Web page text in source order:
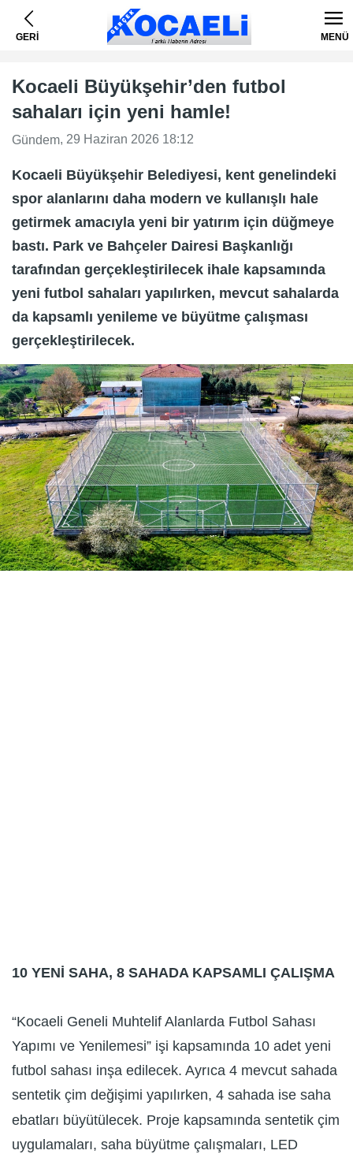
GERİ MENÜ
Kocaeli Büyükşehir’den futbol
sahaları için yeni hamle!
Gündem, 29 Haziran 2026 18:12
Kocaeli Büyükşehir Belediyesi, kent genelindeki
spor alanlarını daha modern ve kullanışlı hale
getirmek amacıyla yeni bir yatırım için düğmeye
bastı. Park ve Bahçeler Dairesi Başkanlığı
tarafından gerçekleştirilecek ihale kapsamında
yeni futbol sahaları yapılırken, mevcut sahalarda
da kapsamlı yenileme ve büyütme çalışması
gerçekleştirilecek.
10 YENİ SAHA, 8 SAHADA KAPSAMLI ÇALIŞMA
“Kocaeli Geneli Muhtelif Alanlarda Futbol Sahası
Yapımı ve Yenilemesi” işi kapsamında 10 adet yeni
futbol sahası inşa edilecek. Ayrıca 4 mevcut sahada
sentetik çim değişimi yapılırken, 4 sahada ise saha
ebatları büyütülecek. Proje kapsamında sentetik çim
uygulamaları, saha büyütme çalışmaları, LED